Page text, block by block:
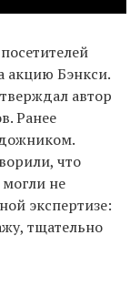
акцию Бэнкси.
автор
Ранее
что
не
экспертизе:
тщательно